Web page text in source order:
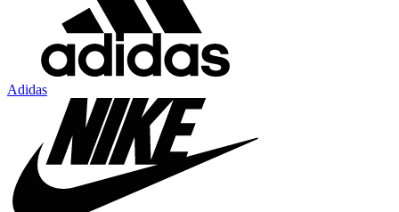
Adidas